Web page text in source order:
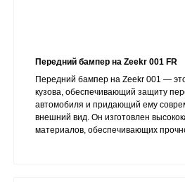
Передний бампер на Zeekr 001 FR
Передний бампер на Zeekr 001 —
кузова, обеспечивающий защиту
автомобиля и придающий ему
внешний вид. Он изготовлен
материалов, обеспечивающих